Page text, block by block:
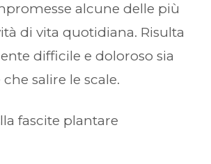
alcune delle più
di vita quotidiana. Risulta
difficile e doloroso sia
salire le scale.
fascite plantare